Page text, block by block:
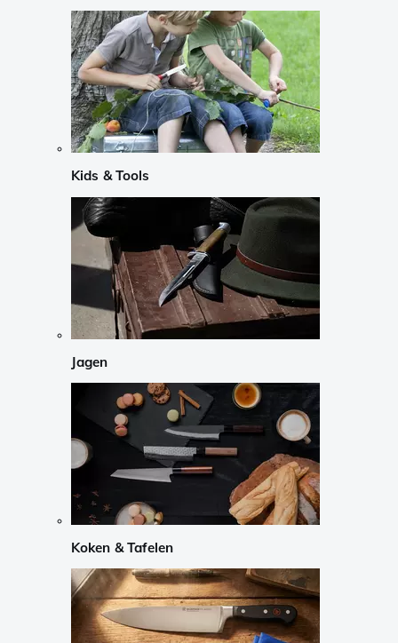
Kids & Tools
Jagen
Koken & Tafelen